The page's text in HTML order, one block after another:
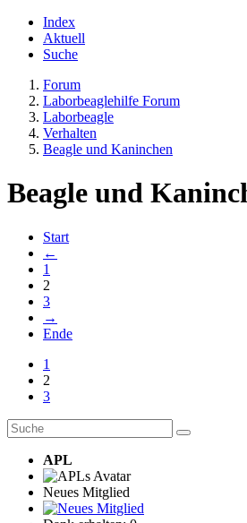
Index
Aktuell
Suche
Forum
Laborbeaglehilfe Forum
Laborbeagle
Verhalten
Beagle und Kaninchen
Beagle und
Start
←
1
2
3
→
Ende
1
2
3
APL
Neues Mitglied